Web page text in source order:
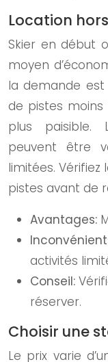
Location
Skier en début
moyen
la demande est
de pistes moins
plus paisible.
peuvent être
limitées. Vérifiez
pistes avant de
Avantages:
activités
Conseil:
réserver.
Choisir une
Le prix varie